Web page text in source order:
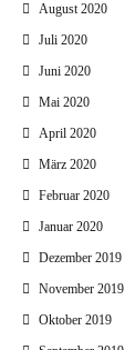
August 2020
Juli 2020
Juni 2020
Mai 2020
April 2020
März 2020
Februar 2020
Januar 2020
Dezember 2019
November 2019
Oktober 2019